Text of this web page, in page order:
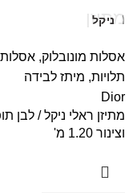
ניקל
מתיזן
אסלות מונובלוק, אסלות
תלויות, מיתז לבידה
Dior
מתיזן ראלי ניקל / לבן
וצינור 1.20 מ'